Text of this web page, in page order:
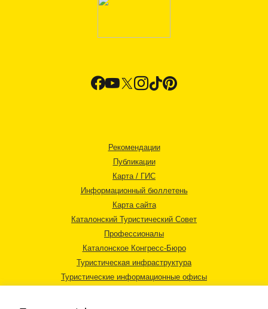
Рекомендации
Публикации
Карта / ГИС
Информационный бюллетень
Карта сайта
Каталонский Туристический Совет
Профессионалы
Каталонское Конгресс-Бюро
Туристическая инфраструктура
Туристические информационные офисы